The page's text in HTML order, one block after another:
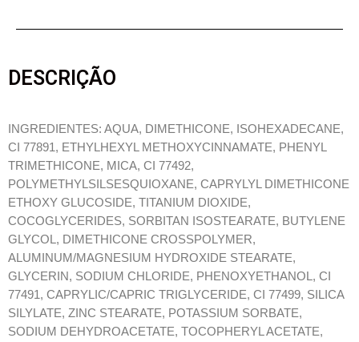
DESCRIÇÃO
INGREDIENTES: AQUA, DIMETHICONE, ISOHEXADECANE,
CI 77891, ETHYLHEXYL METHOXYCINNAMATE, PHENYL
TRIMETHICONE, MICA, CI 77492,
POLYMETHYLSILSESQUIOXANE, CAPRYLYL DIMETHICONE
ETHOXY GLUCOSIDE, TITANIUM DIOXIDE,
COCOGLYCERIDES, SORBITAN ISOSTEARATE, BUTYLENE
GLYCOL, DIMETHICONE CROSSPOLYMER,
ALUMINUM/MAGNESIUM HYDROXIDE STEARATE,
GLYCERIN, SODIUM CHLORIDE, PHENOXYETHANOL, CI
77491, CAPRYLIC/CAPRIC TRIGLYCERIDE, CI 77499, SILICA
SILYLATE, ZINC STEARATE, POTASSIUM SORBATE,
SODIUM DEHYDROACETATE, TOCOPHERYL ACETATE,